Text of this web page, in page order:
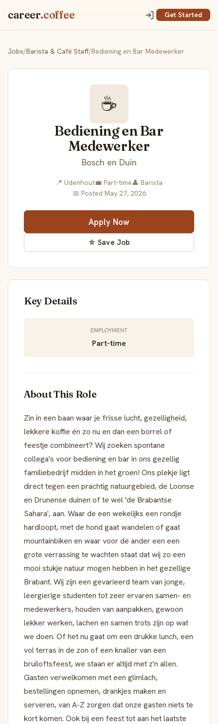
career.coffee Get Started
Jobs/Barista & Café Staff/Bediening en Bar Medewerker
☕
Bediening en Bar
Medewerker
Bosch en Duin
📍 Udenhout💼 Part-time👤 Barista
📅 Posted May 27, 2026
Apply Now
☆ Save Job
Key Details
EMPLOYMENT
Part-time
About This Role
Zin in een baan waar je frisse lucht, gezelligheid,
lekkere koffie én zo nu en dan een borrel of
feestje combineert? Wij zoeken spontane
collega's voor bediening en bar in ons gezellig
familiebedrijf midden in het groen! Ons plekje ligt
direct tegen een prachtig natuurgebied, de Loonse
en Drunense duinen of te wel 'de Brabantse
Sahara', aan. Waar de een wekelijks een rondje
hardloopt, met de hond gaat wandelen of gaat
mountainbiken en waar voor de ander een een
grote verrassing te wachten staat dat wij zo een
mooi stukje natuur mogen hebben in het gezellige
Brabant. Wij zijn een gevarieerd team van jonge,
leergierige studenten tot zeer ervaren samen- en
medewerkers, houden van aanpakken, gewoon
lekker werken, lachen en samen trots zijn op wat
we doen. Of het nu gaat om een drukke lunch, een
vol terras in de zon of een knaller van een
bruiloftsfeest, we staan er altijd met z'n allen.
Gasten verwelkomen met een glimlach,
bestellingen opnemen, drankjes maken en
serveren, van A-Z zorgen dat onze gasten niets te
kort komen. Ook bij een feest tot aan het laatste